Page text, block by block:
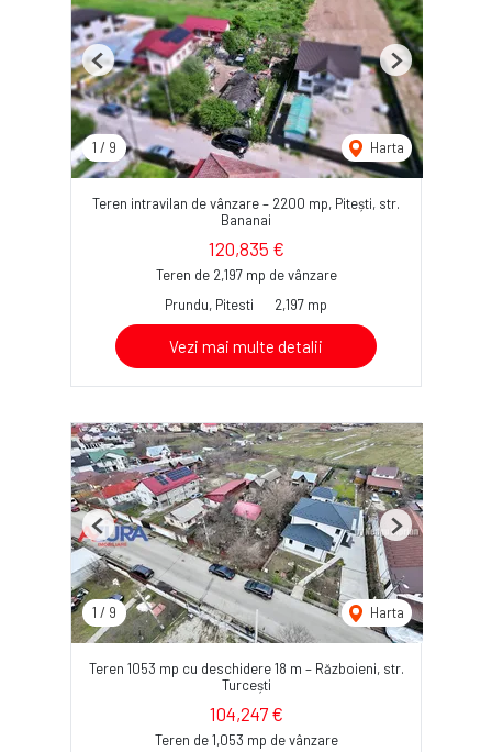
1 / 9 Harta
Previous Next
Teren intravilan de vânzare – 2200 mp, Pitești, str.
Bananai
120,835 €
Teren de 2,197 mp de vânzare
Prundu, Pitesti
2,197 mp
Vezi mai multe detalii
1 / 9 Harta
Previous Next
Teren 1053 mp cu deschidere 18 m – Războieni, str.
Turcești
104,247 €
Teren de 1,053 mp de vânzare